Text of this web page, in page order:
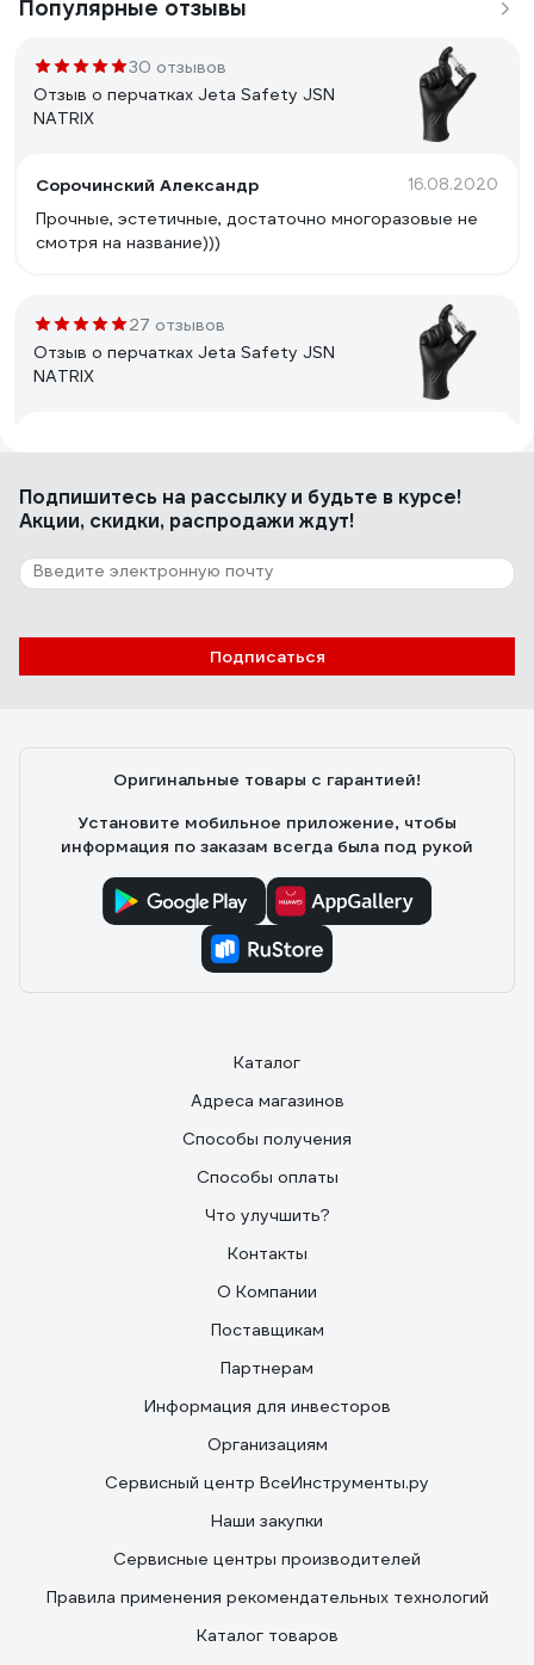
Популярные отзывы
30 отзывов
Отзыв о перчатках Jeta Safety JSN
NATRIX
Сорочинский Александр 16.08.2020
Прочные, эстетичные, достаточно многоразовые не
смотря на название)))
27 отзывов
Отзыв о перчатках Jeta Safety JSN
NATRIX
3 дня . Очень прочные.
18 отзывов
Подпишитесь на рассылкуи будьте в курсе!
Акции, скидки, распродажи ждут!
Подписаться
Оригинальные товары с гарантией!
Установите мобильное приложение, чтобы
информация по заказам всегда была под рукой
Каталог
Адреса магазинов
Способы получения
Способы оплаты
Что улучшить?
Контакты
О Компании
Поставщикам
Партнерам
Информация для инвесторов
Организациям
Сервисный центр ВсеИнструменты.ру
Наши закупки
Сервисные центры производителей
Правила применения рекомендательных технологий
Каталог товаров